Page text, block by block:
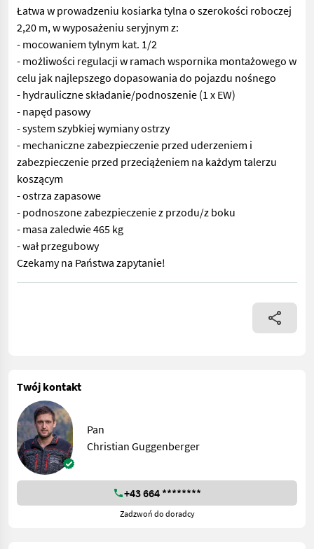
Łatwa w prowadzeniu kosiarka tylna o szerokości roboczej
2,20 m, w wyposażeniu seryjnym z:
- mocowaniem tylnym kat. 1/2
- możliwości regulacji w ramach wspornika montażowego w
celu jak najlepszego dopasowania do pojazdu nośnego
- hydrauliczne składanie/podnoszenie (1 x EW)
- napęd pasowy
- system szybkiej wymiany ostrzy
- mechaniczne zabezpieczenie przed uderzeniem i
zabezpieczenie przed przeciążeniem na każdym talerzu
koszącym
- ostrza zapasowe
- podnoszone zabezpieczenie z przodu/z boku
- masa zaledwie 465 kg
- wał przegubowy
Czekamy na Państwa zapytanie!
Łatwa w prowadzeniu kosiarka tylna o szerokości roboczej
Twój kontakt
Pan
Christian Guggenberger
+43 664 ********
Zadzwoń do doradcy